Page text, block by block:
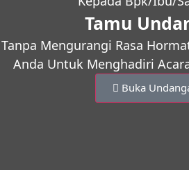
Tamu
Tanpa Mengurangi Rasa
Anda Untuk Menghadiri
Buka